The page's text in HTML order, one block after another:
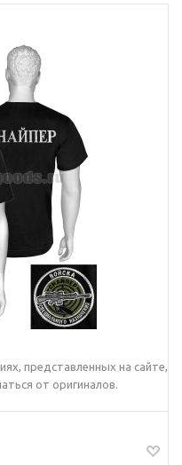
представленных на сайте,
от оригиналов.